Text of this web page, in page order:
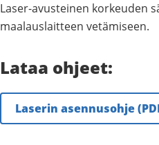
Laser-avusteinen korkeuden
maalauslaitteen vetämiseen.
Lataa ohjeet:
Laserin asennusohje